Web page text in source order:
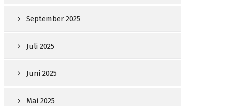
September 2025
Juli 2025
Juni 2025
Mai 2025